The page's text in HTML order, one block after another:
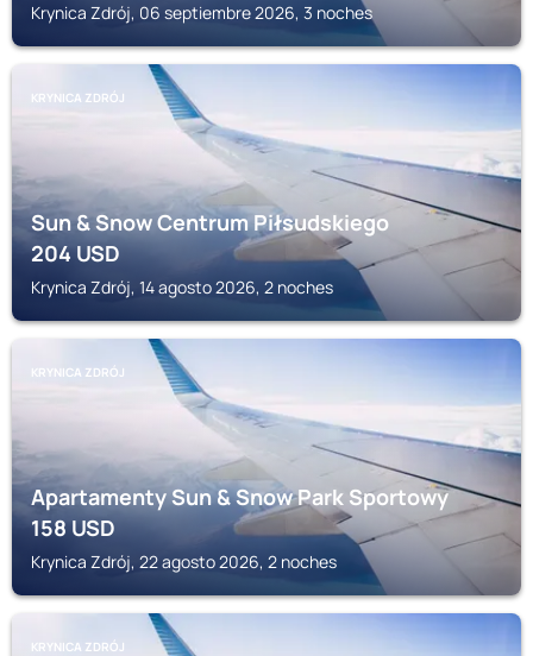
Krynica Zdrój, 06 septiembre 2026, 3 noches
KRYNICA ZDRÓJ
Sun & Snow Centrum Piłsudskiego
204USD
Krynica Zdrój, 14 agosto 2026, 2 noches
KRYNICA ZDRÓJ
Apartamenty Sun & Snow Park Sportowy
158USD
Krynica Zdrój, 22 agosto 2026, 2 noches
KRYNICA ZDRÓJ